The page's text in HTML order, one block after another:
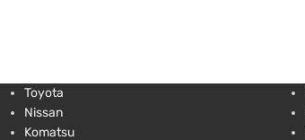
Toyota
Nissan
Komatsu